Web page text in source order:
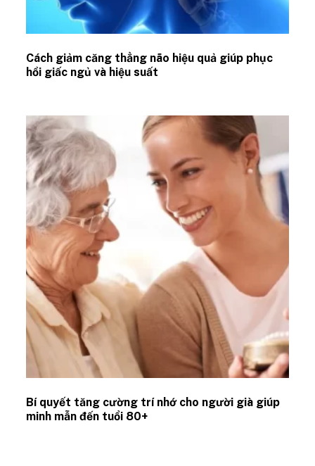
Cách giảm căng thẳng não hiệu quả giúp phục
hồi giấc ngủ và hiệu suất
Bí quyết tăng cường trí nhớ cho người già giúp
minh mẫn đến tuổi 80+